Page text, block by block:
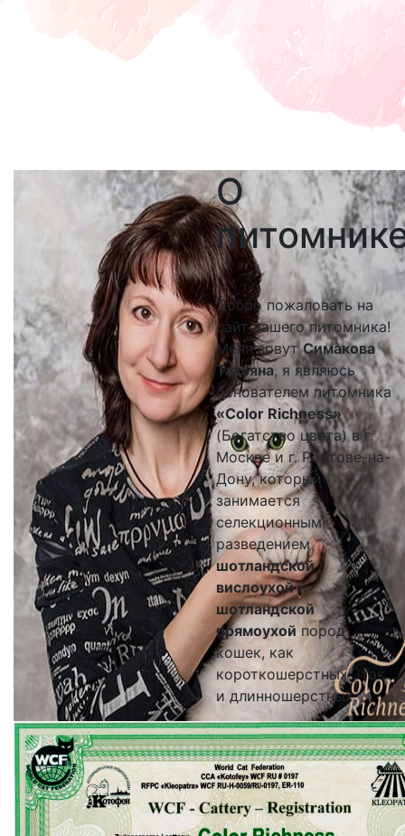
О
Добро пожаловать на
сайт нашего питомника!
Меня зовутСимакова
Татьяна, я являюсь
основателем питомника
«Color Richness»
(Богатство цвета) в г.
Москве и г. Ростове-на-
Дону, который
занимается
селекционным
разведением
шотландской
вислоухойи
шотландской
прямоухойпород
кошек, как
короткошерстных , так
и длинношерстных.